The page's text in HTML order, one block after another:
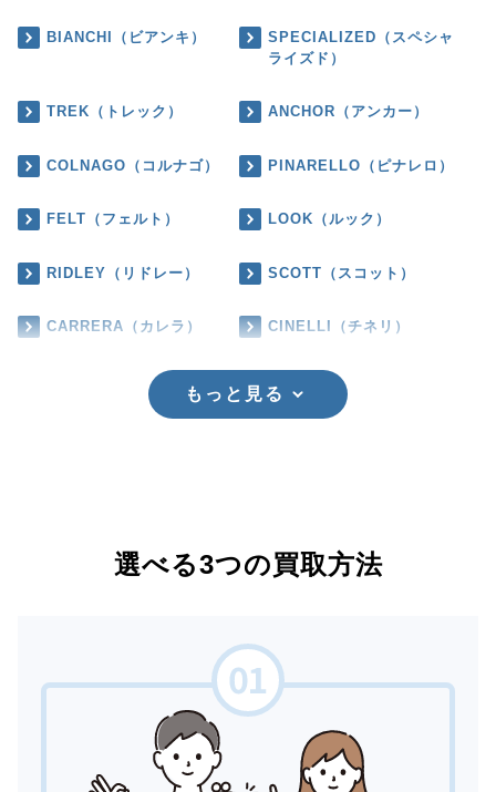
BIANCHI（ビアンキ）
SPECIALIZED（スペシャ
ライズド）
TREK（トレック） ANCHOR（アンカー）
COLNAGO（コルナゴ） PINARELLO（ピナレロ）
FELT（フェルト） LOOK（ルック）
RIDLEY（リドレー） SCOTT（スコット）
CARRERA（カレラ） CINELLI（チネリ）
もっと見る
選べる3つの買取方法